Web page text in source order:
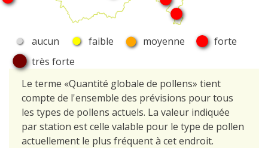
aucun faible moyenne
forte
très forte
Le terme «Quantité globale de pollens» tient
compte de l'ensemble des prévisions pour tous
les types de pollens actuels. La valeur indiquée
par station est celle valable pour le type de pollen
actuellement le plus fréquent à cet endroit.